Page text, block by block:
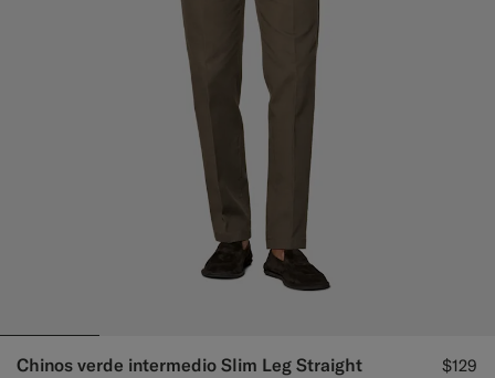
Chinos verde intermedio Slim Leg Straight $129